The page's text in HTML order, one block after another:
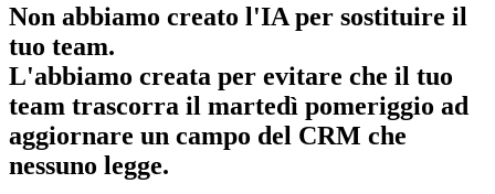
Non abbiamo creato l'IA per sostituire il
tuo team.
L'abbiamo creata per evitare che il tuo
team trascorra il martedì pomeriggio ad
aggiornare un campo del CRM che
nessuno legge.